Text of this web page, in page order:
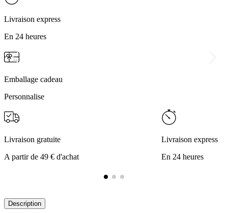
Livraison express
En 24 heures
Emballage cadeau
Personnalise
Livraison gratuite
A partir de 49 € d'achat
Livraison express
En 24 heures
Description